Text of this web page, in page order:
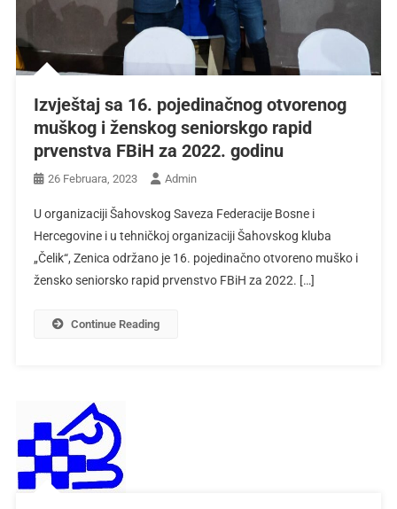
Izvještaj sa 16. pojedinačnog otvorenog
muškog i ženskog seniorskgo rapid
prvenstva FBiH za 2022. godinu
26 Februara, 2023 Admin
U organizaciji Šahovskog Saveza Federacije Bosne i
Hercegovine i u tehničkoj organizaciji Šahovskog kluba
„Čelik“, Zenica održano je 16. pojedinačno otvoreno muško i
žensko seniorsko rapid prvenstvo FBiH za 2022. […]
Continue Reading